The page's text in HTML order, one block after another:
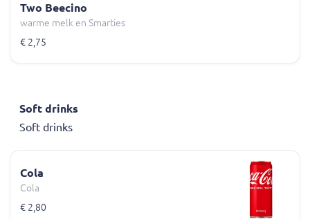
Two Beecino
warme melk en Smarties
€ 2,75
Soft drinks
Soft drinks
Cola
Cola
€ 2,80